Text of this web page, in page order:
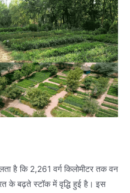
है कि 2,261 वर्ग किलोमीटर तक वन
के बढ़ते स्टॉक में वृद्धि हुई है। इस